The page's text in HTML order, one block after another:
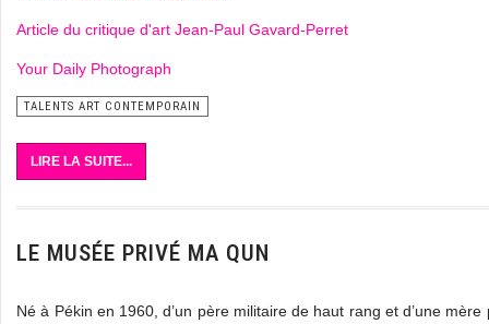
Article du critique d'art Jean-Paul Gavard-Perret
Your Daily Photograph
TALENTS ART CONTEMPORAIN
LIRE LA SUITE...
LE MUSÉE PRIVÉ MA QUN
Né à Pékin en 1960, d’un père militaire de haut rang et d’une